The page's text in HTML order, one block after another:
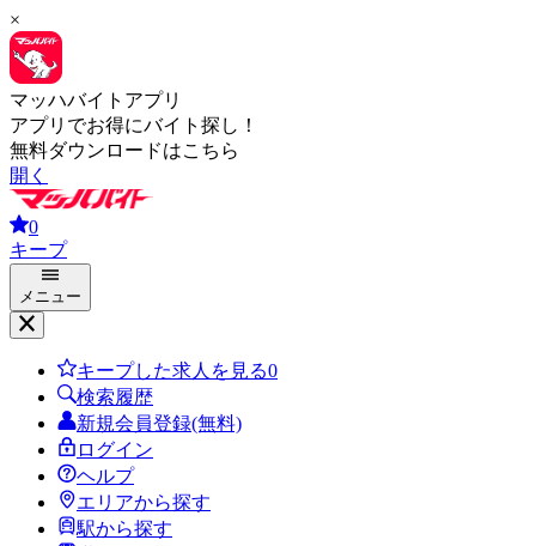
×
マッハバイトアプリ
アプリでお得にバイト探し！
無料ダウンロードはこちら
開く
0
キープ
メニュー
キープした求人を見る0
検索履歴
新規会員登録(無料)
ログイン
ヘルプ
エリアから探す
駅から探す